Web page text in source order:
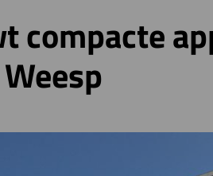
compacte